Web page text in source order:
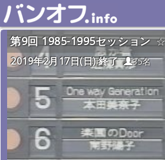
第9回 1985-1995セッション
2019年2月17日(日) 終了
35名